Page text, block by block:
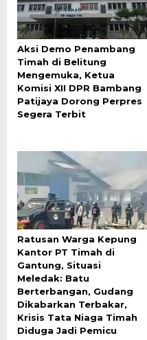
Aksi Demo Penambang
Timah di Belitung
Mengemuka, Ketua
Komisi XII DPR Bambang
Patijaya Dorong Perpres
Segera Terbit
Ratusan Warga Kepung
Kantor PT Timah di
Gantung, Situasi
Meledak: Batu
Berterbangan, Gudang
Dikabarkan Terbakar,
Krisis Tata Niaga Timah
Diduga Jadi Pemicu